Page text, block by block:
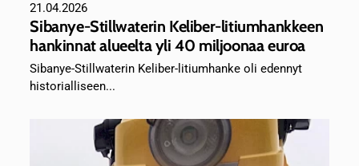
21.04.2026
Sibanye-Stillwaterin Keliber-litiumhankkeen
hankinnat alueelta yli 40 miljoonaa euroa
Sibanye-Stillwaterin Keliber-litiumhanke oli edennyt
historialliseen...